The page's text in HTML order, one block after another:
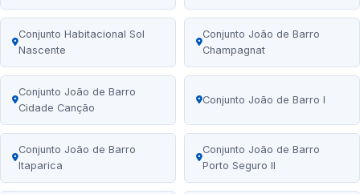
Conjunto Habitacional Sol
Nascente
Conjunto João de Barro
Champagnat
Conjunto João de Barro
Cidade Canção
Conjunto João de Barro I
Conjunto João de Barro
Itaparica
Conjunto João de Barro
Porto Seguro II